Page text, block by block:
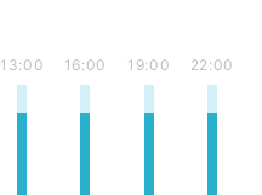
13:00 16:00 19:00 22:00